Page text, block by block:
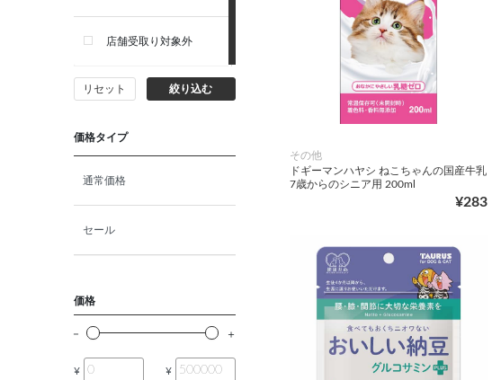
猫ドライフード
猫ウェットフード
その他ペット用品
店舗受取り対象外
リセット 絞り込む
価格タイプ
通常価格
セール
価格
¥ ¥
その他
ドギーマンハヤシ ねこちゃんの国産牛乳
7歳からのシニア用 200ml
¥283